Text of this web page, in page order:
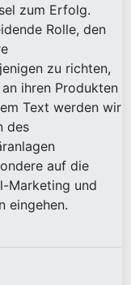
zum Erfolg.
Rolle, den
zu richten,
ihren Produkten
Text werden wir
des
auf die
Marketing und
eingehen.